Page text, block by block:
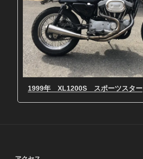
1999年 XL1200S スポーツスター